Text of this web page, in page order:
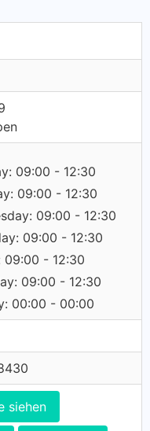
09:00 - 12:30
09:00 - 12:30
09:00 - 12:30
09:00 - 12:30
09:00 - 12:30
09:00 - 12:30
00:00 - 00:00
siehen